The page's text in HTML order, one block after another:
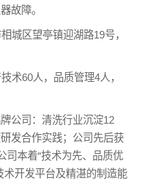
故障。
城区望亭镇迎湖路19号，
术60人，品质管理4人，
公司：清洗行业沉淀12
发合作实践；公司先后获
司本着“技术为先、品质优
术开发平台及精湛的制造能